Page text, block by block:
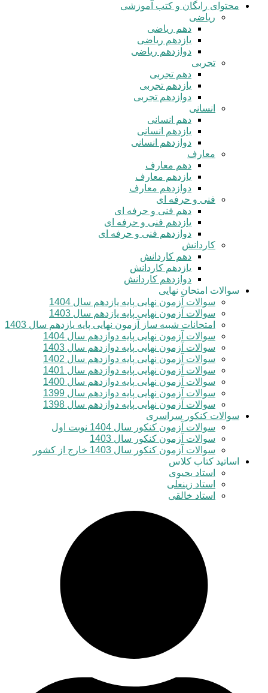
محتوای رایگان و کتب آموزشی
ریاضی
دهم ریاضی
یازدهم ریاضی
دوازدهم ریاضی
تجربی
دهم تجربی
یازدهم تجربی
دوازدهم تجربی
انسانی
دهم انسانی
یازدهم انسانی
دوازدهم انسانی
معارف
دهم معارف
یازدهم معارف
دوازدهم معارف
فنی و حرفه ای
دهم فنی و حرفه ای
یازدهم فنی و حرفه ای
دوازدهم فنی و حرفه ای
کاردانش
دهم کاردانش
یازدهم کاردانش
دوازدهم کاردانش
سوالات امتحان نهایی
سوالات آزمون نهایی پایه یازدهم سال 1404
سوالات آزمون نهایی پایه یازدهم سال 1403
امتحانات شبیه ساز آزمون نهایی پایه یازدهم سال 1403
سوالات آزمون نهایی پایه دوازدهم سال 1404
سوالات آزمون نهایی پایه دوازدهم سال 1403
سوالات آزمون نهایی پایه دوازدهم سال 1402
سوالات آزمون نهایی پایه دوازدهم سال 1401
سوالات آزمون نهایی پایه دوازدهم سال 1400
سوالات آزمون نهایی پایه دوازدهم سال 1399
سوالات آزمون نهایی پایه دوازدهم سال 1398
سوالات کنکور سراسری
سوالات آزمون کنکور سال 1404 نوبت اول
سوالات آزمون کنکور سال 1403
سوالات آزمون کنکور سال 1403 خارج از کشور
اساتید کتاب کلاس
استاد یحیوی
استاد زینعلی
استاد خالقی